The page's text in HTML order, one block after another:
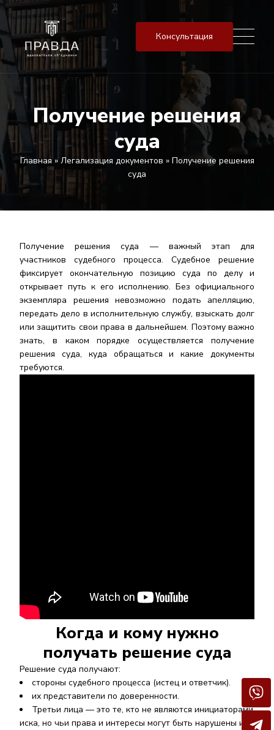
Консультация
Получение решения
суда
Главная»Легализация документов » Получение решения
суда
Получение решения суда — важный этап для
участников судебного процесса. Судебное решение
фиксирует окончательную позицию суда по делу и
открывает путь к его исполнению. Без официального
экземпляра решения невозможно подать апелляцию,
передать дело в исполнительную службу, взыскать долг
или защитить свои права в дальнейшем. Поэтому важно
знать, в каком порядке осуществляется получение
решения суда, куда обращаться и какие документы
требуются.
Когда и кому нужно
получать решение суда
Решение суда получают:
стороны судебного процесса (истец и ответчик).
их представители по доверенности.
Третьи лица — это те, кто не являются инициаторами
иска, но чьи права и интересы могут быть нарушены или